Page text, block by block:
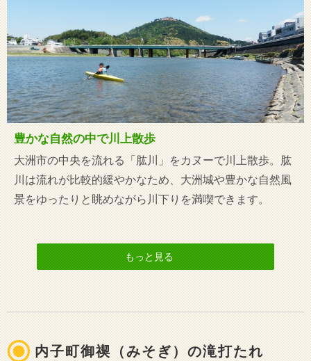
豊かな自然の中で川上散歩
大洲市の中央を流れる「肱川」をカヌーで川上散歩。肱
川は流れが比較的緩やかなため、大洲城や豊かな自然風
景をゆったりと眺めながら川下りを満喫できます。
もっと見る
内子町御禊（みそぎ）の滝打たれ